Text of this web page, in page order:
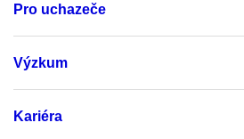
Pro uchazeče
Výzkum
Kariéra